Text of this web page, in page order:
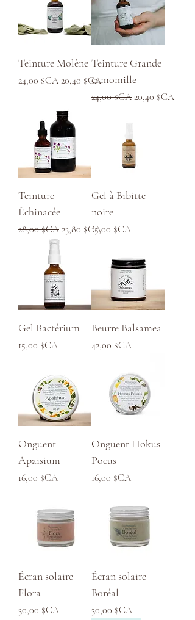
Teinture Molène
Prix original
24,00 $CA Prix promotionnel
20,40 $CA
Teinture Grande
camomille
Prix original
24,00 $CA Prix
20,40 $CA
Teinture
Échinacée
Prix original
28,00 $CA Prix promotionnel
23,80 $CA
Gel à Bibitte
noire
Prix
15,00 $CA
Gel Bactérium
Prix
15,00 $CA
Beurre Balsamea
Prix
42,00 $CA
Onguent
Apaisium
Prix
16,00 $CA
Onguent Hokus
Pocus
Prix
16,00 $CA
Écran solaire
Flora
Prix
30,00 $CA
Écran solaire
Boréal
Prix
30,00 $CA